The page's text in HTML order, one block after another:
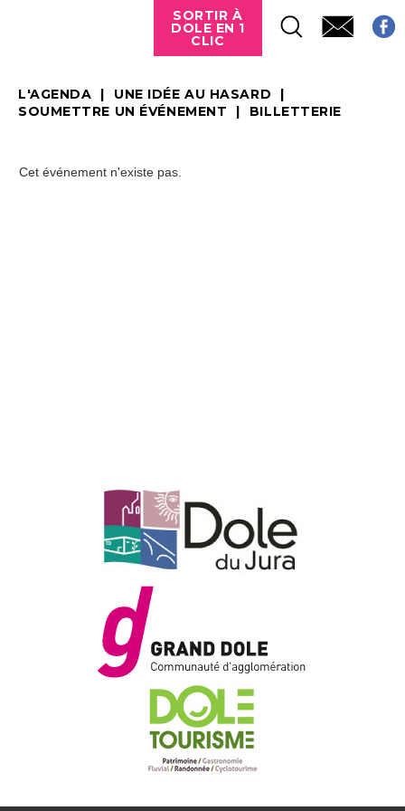
SORTIR À
DOLE EN 1
CLIC
L'AGENDA
UNE IDÉE AU HASARD
SOUMETTRE UN ÉVÉNEMENT
BILLETTERIE
Cet événement n'existe pas.